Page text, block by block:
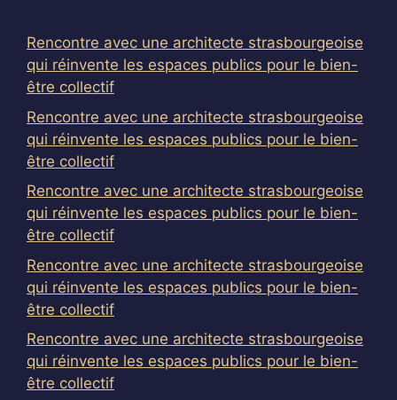
Rencontre avec une architecte strasbourgeoise
qui réinvente les espaces publics pour le bien-
être collectif
Rencontre avec une architecte strasbourgeoise
qui réinvente les espaces publics pour le bien-
être collectif
Rencontre avec une architecte strasbourgeoise
qui réinvente les espaces publics pour le bien-
être collectif
Rencontre avec une architecte strasbourgeoise
qui réinvente les espaces publics pour le bien-
être collectif
Rencontre avec une architecte strasbourgeoise
qui réinvente les espaces publics pour le bien-
être collectif